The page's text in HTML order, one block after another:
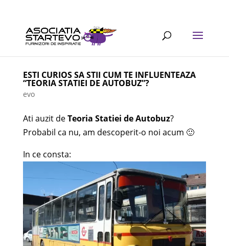
ESTI CURIOS SA STII CUM TE INFLUENTEAZA
“TEORIA STATIEI DE AUTOBUZ”?
evo
Ati auzit deTeoria Statiei de Autobuz?
Probabil ca nu, am descoperit-o noi acum 🙂
In ce consta: